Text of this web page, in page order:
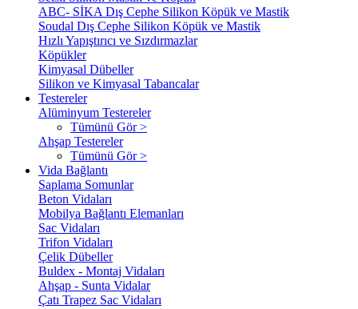
ABC- SİKA Dış Cephe Silikon Köpük ve Mastik
Soudal Dış Cephe Silikon Köpük ve Mastik
Hızlı Yapıştırıcı ve Sızdırmazlar
Köpükler
Kimyasal Dübeller
Silikon ve Kimyasal Tabancalar
Testereler
Alüminyum Testereler
Tümünü Gör >
Ahşap Testereler
Tümünü Gör >
Vida Bağlantı
Saplama Somunlar
Beton Vidaları
Mobilya Bağlantı Elemanları
Sac Vidaları
Trifon Vidaları
Çelik Dübeller
Buldex - Montaj Vidaları
Ahşap - Sunta Vidalar
Çatı Trapez Sac Vidaları